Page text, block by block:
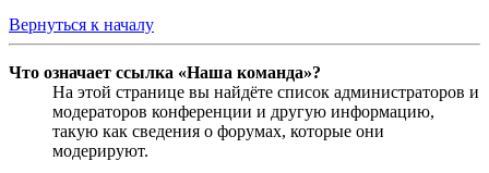
Вернуться к началу
Что означает ссылка «Наша команда»?
На этой странице вы найдёте список администраторов и
модераторов конференции и другую информацию,
такую как сведения о форумах, которые они
модерируют.